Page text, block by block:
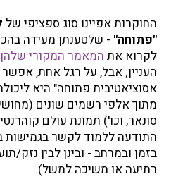
החוקרות אפיינו סוג ספציפי של
"פתוחה" - שלטענתן מעידה
לקרוא את המאמר המקורי שלהן
העניין; אבל, על רגל אחת,
אסוציאטיבית פתוחה" היא
מתוך אלפי רשמים שונים
סונאר, וכו') תמונת עולם
התודעה ללמוד לקשר בגמישות
בזמן ובמרחב - ובינן לבין
רתיעה או משיכה למשל).